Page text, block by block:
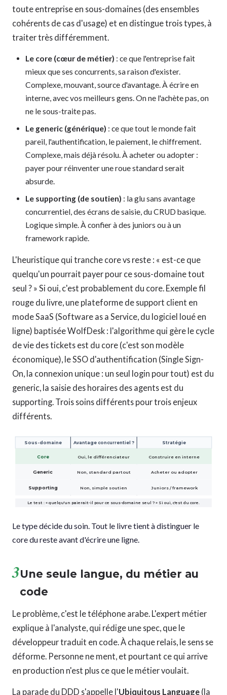
toute entreprise en sous-domaines (des ensembles
cohérents de cas d'usage) et en distingue trois types, à
traiter très différemment.
Le core (cœur de métier) : ce que l'entreprise fait
mieux que ses concurrents, sa raison d'exister.
Complexe, mouvant, source d'avantage. À écrire en
interne, avec vos meilleurs gens. On ne l'achète pas, on
ne le sous-traite pas.
Le generic (générique) : ce que tout le monde fait
pareil, l'authentification, le paiement, le chiffrement.
Complexe, mais déjà résolu. À acheter ou adopter :
payer pour réinventer une roue standard serait
absurde.
Le supporting (de soutien) : la glu sans avantage
concurrentiel, des écrans de saisie, du CRUD basique.
Logique simple. À confier à des juniors ou à un
framework rapide.
L'heuristique qui tranche core vs reste : « est-ce que
quelqu'un pourrait payer pour ce sous-domaine tout
seul ? » Si oui, c'est probablement du core. Exemple fil
rouge du livre, une plateforme de support client en
mode SaaS (Software as a Service, du logiciel loué en
ligne) baptisée WolfDesk : l'algorithme qui gère le cycle
de vie des tickets est du core (c'est son modèle
économique), le SSO d'authentification (Single Sign-
On, la connexion unique : un seul login pour tout) est du
generic, la saisie des horaires des agents est du
supporting. Trois soins différents pour trois enjeux
différents.
Sous-domaine Avantage concurrentiel ? Stratégie
Core Oui, le différenciateur Construire en interne
Generic Non, standard partout Acheter ou adopter
Supporting Non, simple soutien Juniors / framework
Le test : « quelqu'un paierait-il pour ce sous-domaine seul ? » Si oui, c'est du core.
Le type décide du soin. Tout le livre tient à distinguer le
core du reste avant d'écrire une ligne.
3Une seule langue, du métier au
code
Le problème, c'est le téléphone arabe. L'expert métier
explique à l'analyste, qui rédige une spec, que le
développeur traduit en code. À chaque relais, le sens se
déforme. Personne ne ment, et pourtant ce qui arrive
en production n'est plus ce que le métier voulait.
La parade du DDD s'appelle l'Ubiquitous Language (la